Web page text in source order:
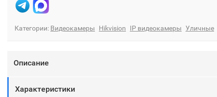
Категории: Видеокамеры Hikvision IP видеокамеры Уличные
Описание
Характеристики